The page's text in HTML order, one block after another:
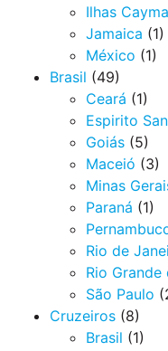
Ilhas
Jamaica (1)
México (1)
Brasil (49)
Ceará (1)
Espirito
Goiás (5)
Maceió (3)
Minas
Paraná (1)
Rio de
Rio
São Paulo
Cruzeiros (8)
Brasil (1)